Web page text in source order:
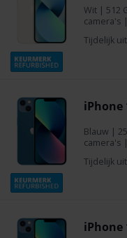
Wit | 512
camera's
Tijdelijk
iPhone
Blauw |
camera's
Tijdelijk
iPhone